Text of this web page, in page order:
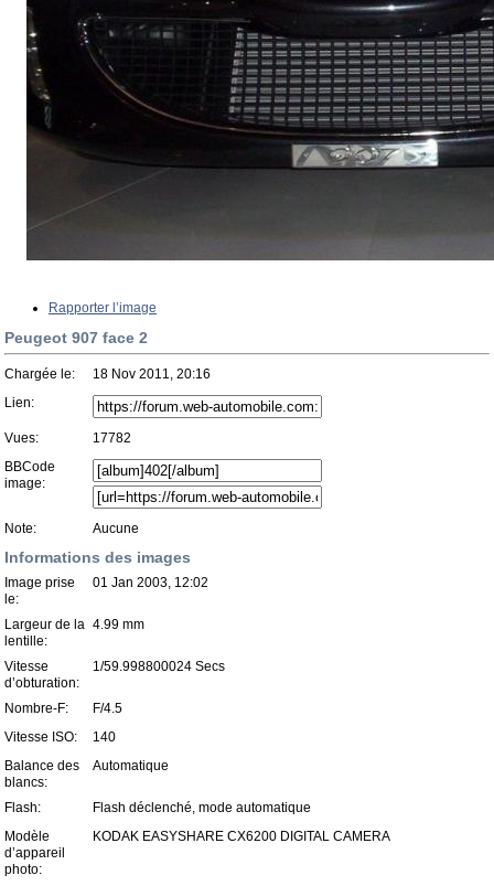
Rapporter l’image
Peugeot 907 face 2
Chargée le:
18 Nov 2011, 20:16
Lien:
Vues:
17782
BBCode
image:
Note: Aucune
Informations des images
Image prise
le:
01 Jan 2003, 12:02
Largeur de la
lentille:
4.99 mm
Vitesse
d’obturation:
1/59.998800024 Secs
Nombre-F:
F/4.5
Vitesse ISO:
140
Balance des
blancs:
Automatique
Flash:
Flash déclenché, mode automatique
Modèle
d’appareil
photo:
KODAK EASYSHARE CX6200 DIGITAL CAMERA